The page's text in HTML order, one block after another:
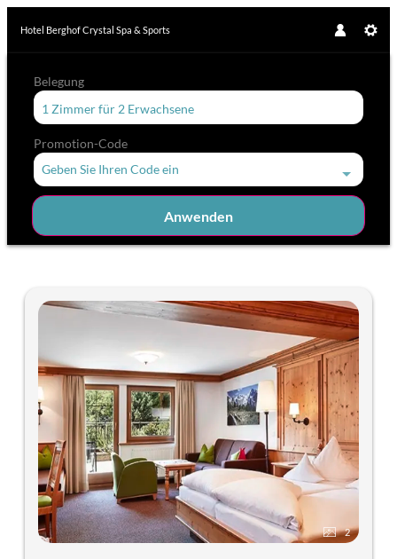
Belegung
1 Zimmerfür 2 Erwachsene
Promotion-Code
Geben Sie Ihren Code ein
Anwenden
Hotel Berghof Crystal Spa & Sports
Unsere Angebote im Zimmer
2